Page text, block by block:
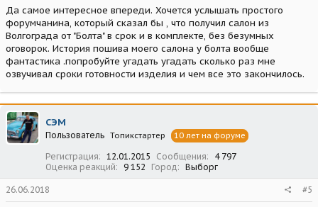
Да самое интересное впереди. Хочется услышать простого
форумчанина, который сказал бы , что получил салон из
Волгограда от "Болта" в срок и в комплекте, без безумных
оговорок. История пошива моего салона у болта вообще
фантастика .попробуйте угадать угадать сколько раз мне
озвучивал сроки готовности изделия и чем все это закончилось.
СЭМ
Пользователь Топикстартер 10 лет на форуме
Регистрация 12.01.2015 Сообщения
4 797
Оценка реакций
9 152 Город Выборг
26.06.2018 #5